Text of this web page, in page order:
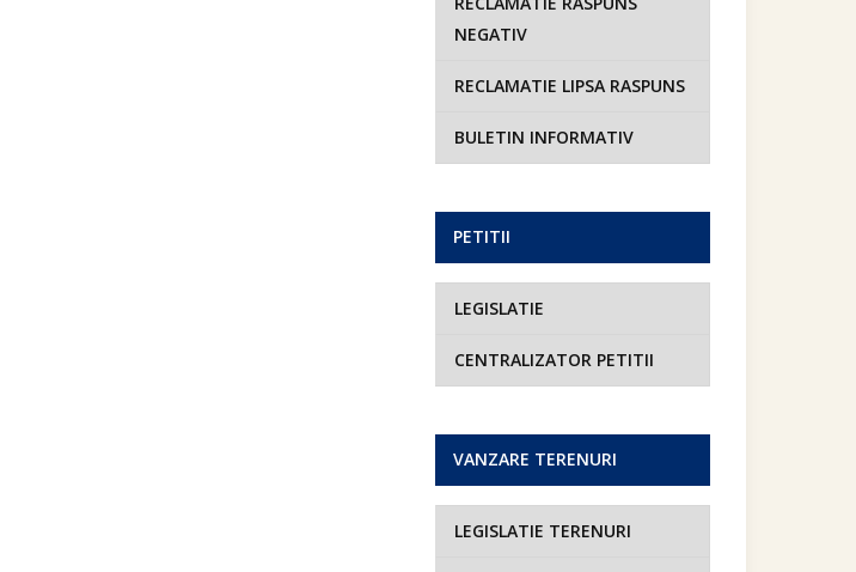
NEGATIV
RECLAMATIE LIPSA RASPUNS
BULETIN INFORMATIV
PETITII
LEGISLATIE
CENTRALIZATOR PETITII
VANZARE TERENURI
LEGISLATIE TERENURI